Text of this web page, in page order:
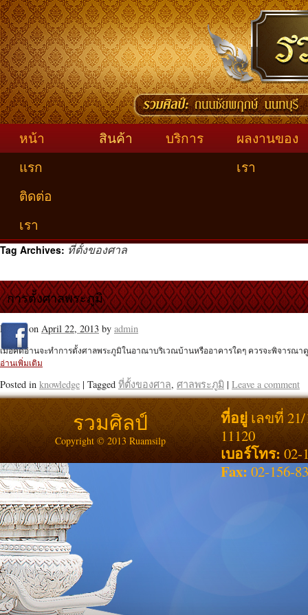
หน้า
แรก
สินค้า บริการ
ผลงานของ
เรา
ติดต่อ
เรา
Tag Archives: ที่ตั้งของศาล
การตั้งศาลพระภูมิ
Posted on April 22, 2013 by admin
เมื่อคิดอ่านจะทำการตั้งศาลพระภูมิในอาณาบริเวณบ้านหรืออาคารใดๆ ควรจะพิจารณ
อ่านเพิ่มเติม
Posted in knowledge | Tagged ที่ตั้งของศาล, ศาลพระภูมิ | Leave a comment
รวมศิลป์
Copyright © 2013 Ruamsilp
ที่อยู่ เลขที่
11120
เบอร์โทร: 02-
Fax: 02-156-